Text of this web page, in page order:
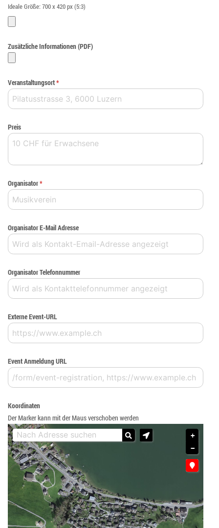
Ideale Größe: 700 x 420 px (5:3)
Zusätzliche Informationen (PDF)
Veranstaltungsort*
Preis
Organisator*
Organisator E-Mail Adresse
Organisator Telefonnummer
Externe Event-URL
Event Anmeldung URL
Koordinaten
Der Marker kann mit der Maus verschoben werden
+
−